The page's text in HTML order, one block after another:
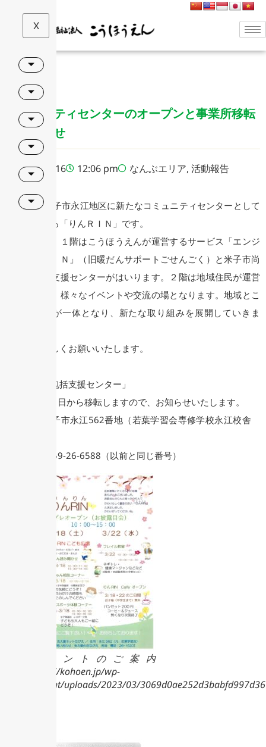
X
コミュニティセンターのオープンと事業所移転
のお知らせ
2023-03-16 12:06 pm なんぶエリア, 活動報告
4月1日に米子市永江地区に新たなコミュニティセンターとして
オープンする「りんＲＩＮ」です。
この施設は、１階はこうほうえんが運営するサービス「エンジ
ョイりんＲＩＮ」（旧暖だんサポートごせんごく）と米子市尚
徳地域包括支援センターがはいります。２階は地域住民が運営
主体となり、様々なイベントや交流の場となります。地域とこ
うほうえんが一体となり、新たな取り組みを展開していきま
どうぞよろしくお願いいたします。
「尚徳地域包括支援センター」
令和5年4月1日から移転しますので、お知らせいたします。
新住所 米子市永江562番地（若葉学習会専修学校永江校舎
電 話 0859-26-6588（以前と同じ番号）
イベントのご案内
https://kohoen.jp/wp-
content/uploads/2023/03/